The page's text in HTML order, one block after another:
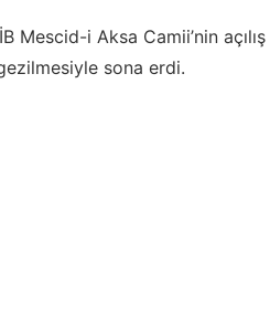
Mescid-i Aksa Camii’nin
sona erdi.